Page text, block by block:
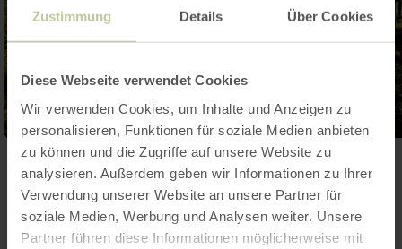
Zustimmung Details Über Cookies
Diese Webseite verwendet Cookies
Wir verwenden Cookies, um Inhalte und Anzeigen zu
personalisieren, Funktionen für soziale Medien anbieten
zu können und die Zugriffe auf unsere Website zu
analysieren. Außerdem geben wir Informationen zu Ihrer
Verwendung unserer Website an unsere Partner für
soziale Medien, Werbung und Analysen weiter. Unsere
Partner führen diese Informationen möglicherweise mit
Ouvrir la galerie